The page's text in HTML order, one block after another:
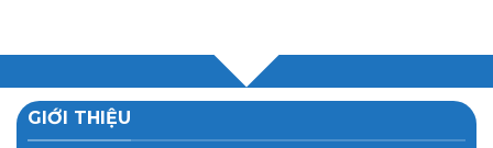
GIỚI THIỆU